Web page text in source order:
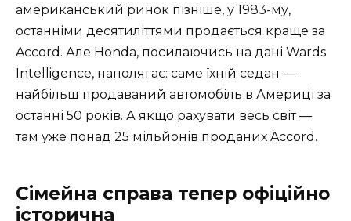
американський ринок пізніше, у 1983-му,
останніми десятиліттями продається краще за
Accord. Але Honda, посилаючись на дані Wards
Intelligence, наполягає: саме їхній седан —
найбільш продаваний автомобіль в Америці за
останні 50 років. А якщо рахувати весь світ —
там уже понад 25 мільйонів проданих Accord.
Сімейна справа тепер офіційно
історична